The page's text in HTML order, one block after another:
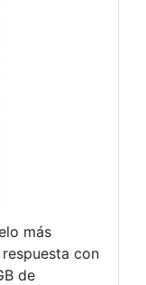
más
con
de